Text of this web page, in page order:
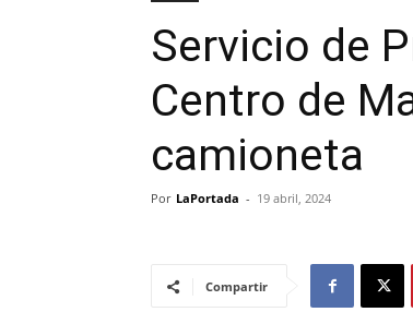
Servicio de
Centro de
camioneta
Por LaPortada - 19 abril, 2024
Compartir